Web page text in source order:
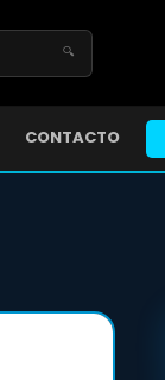
🔍
CONTACTO